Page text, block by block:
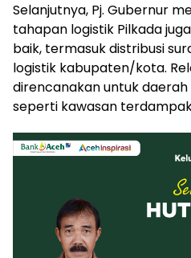
Selanjutnya, Pj. Gubernur
tahapan logistik Pilkada
baik, termasuk distribusi
logistik kabupaten/kota.
direncanakan untuk
seperti kawasan